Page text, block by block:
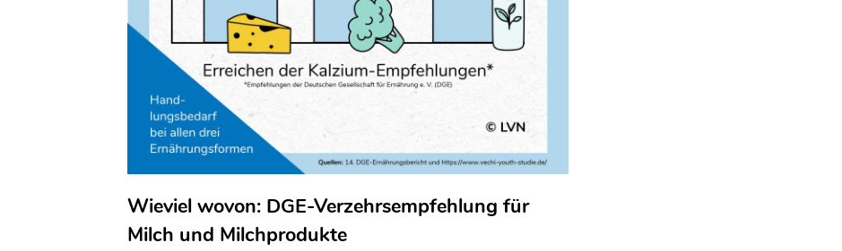
Wieviel wovon: DGE-Verzehrsempfehlung für
Milch und Milchprodukte